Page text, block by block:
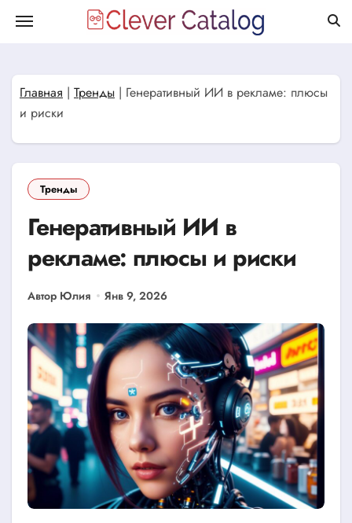
Главная | Тренды | Генеративный ИИ в рекламе: плюсы
и риски
Тренды
Генеративный ИИ в
рекламе: плюсы и риски
Автор Юлия Янв 9, 2026